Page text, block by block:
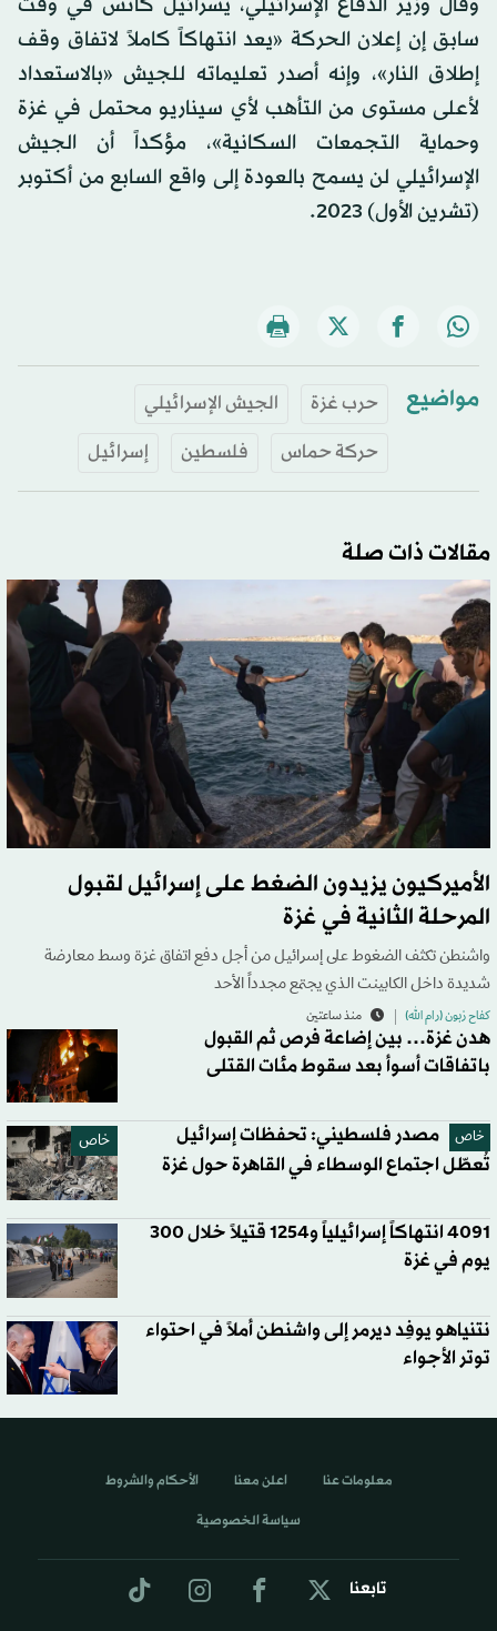
سابق إن إعلان الحركة «يعد انتهاكاً كاملاً لاتفاق وقف
إطلاق النار»، وإنه أصدر تعليماته للجيش «بالاستعداد
لأعلى مستوى من التأهب لأي سيناريو محتمل في غزة
وحماية التجمعات السكانية»، مؤكداً أن الجيش
الإسرائيلي لن يسمح بالعودة إلى واقع السابع من أكتوبر
(تشرين الأول) 2023.
مواضيع حرب غزة
الجيش الإسرائيلي
حركة حماس
فلسطين إسرائيل
مقالات ذات صلة
الأميركيون يزيدون الضغط على إسرائيل لقبول
المرحلة الثانية في غزة
واشنطن تكثف الضغوط على إسرائيل من أجل دفع اتفاق غزة وسط معارضة
شديدة داخل الكابينت الذي يجتمع مجدداً الأحد
كفاح زبون (رام الله) منذ ساعتين
هدن غزة… بين إضاعة فرص ثم القبول
باتفاقات أسوأ بعد سقوط مئات القتلى
خاص خاص
مصدر فلسطيني: تحفظات إسرائيل
تُعطّل اجتماع الوسطاء في القاهرة حول غزة
4091 انتهاكاً إسرائيلياً و1254 قتيلاً خلال 300
يوم في غزة
نتنياهو يوفِد ديرمر إلى واشنطن أملاً في احتواء
توتر الأجواء
تابعنا
معلومات عنا اعلن معنا الأحكام والشروط
سياسة الخصوصية